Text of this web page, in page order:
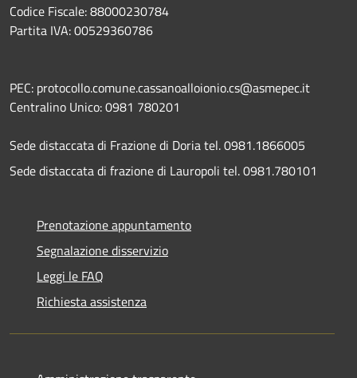
Codice Fiscale: 88000230784
Partita IVA: 00529360786
PEC: protocollo.comune.cassanoalloionio.cs@asmepec.it
Centralino Unico: 0981 780201
Sede distaccata di Frazione di Doria tel. 0981.1866005
Sede distaccata di frazione di Lauropoli tel. 0981.780101
Prenotazione appuntamento
Segnalazione disservizio
Leggi le FAQ
Richiesta assistenza